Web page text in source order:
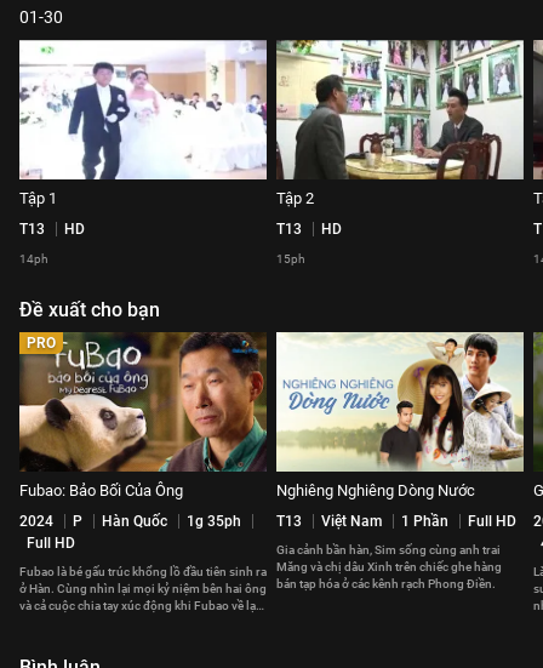
01-30
Tập 1
T13 HD
14ph
Tập 2
T13 HD
15ph
Đề xuất cho bạn
PRO
Fubao: Bảo Bối Của Ông
2024 P Hàn Quốc
1g 35ph
Full HD
Fubao là bé gấu trúc khổng lồ đầu tiên sinh ra
ở Hàn. Cùng nhìn lại mọi kỷ niệm bên hai ông
và cả cuộc chia tay xúc động khi Fubao về lại
Nghiêng Nghiêng Dòng Nước
T13 Việt Nam 1 Phần Full HD
Gia cảnh bần hàn, Sim sống cùng anh trai
Măng và chị dâu Xinh trên chiếc ghe hàng
bán tạp hóa ở các kênh rạch Phong Điền.